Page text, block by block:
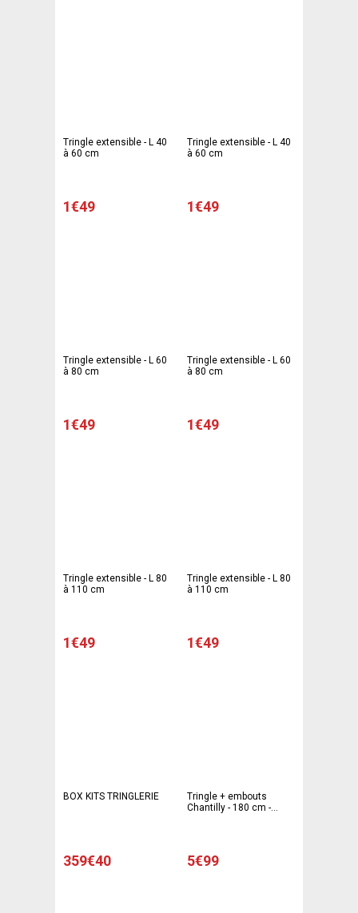
Tringle extensible - L 40
à 60 cm
1€49
Tringle extensible - L 40
à 60 cm
1€49
Tringle extensible - L 60
à 80 cm
1€49
Tringle extensible - L 60
à 80 cm
1€49
Tringle extensible - L 80
à 110 cm
1€49
Tringle extensible - L 80
à 110 cm
1€49
BOX KITS TRINGLERIE
359€40
Tringle + embouts
Chantilly - 180 cm -
5€99